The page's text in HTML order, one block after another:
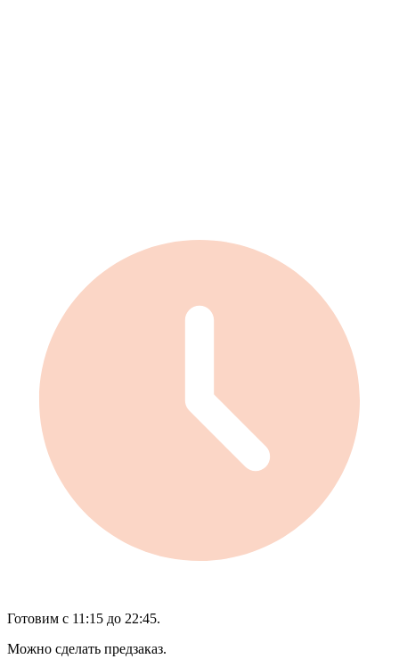
Готовим с 11:15 до 22:45.
Можно сделать предзаказ.